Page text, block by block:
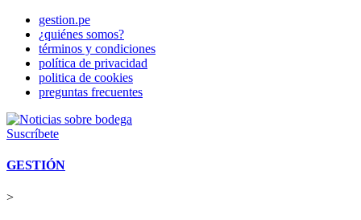
gestion.pe
¿quiénes somos?
términos y condiciones
política de privacidad
politica de cookies
preguntas frecuentes
Suscríbete
GESTIÓN
>